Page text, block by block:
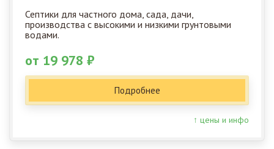
Септики для частного дома, сада, дачи,
производства с высокими и низкими грунтовыми
водами.
от 19 978 ₽
Подробнее
↑ цены и инфо